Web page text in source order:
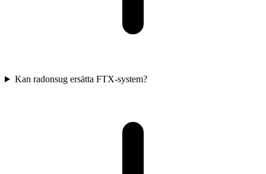
Kan radonsug ersätta FTX-system?